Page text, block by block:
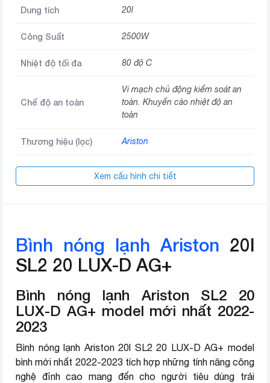
Dung tích 20l
Công Suất 2500W
Nhiệt độ tối đa 80 độ C
Chế độ an toàn
Vi mạch chủ động kiểm soát an
toàn. Khuyến cáo nhiệt độ an
toàn
Thương hiệu (lọc) Ariston
Xem cấu hình chi tiết
Bình nóng lạnh Ariston 20l
SL2 20 LUX-D AG+
Bình nóng lạnh Ariston SL2 20
LUX-D AG+ model mới nhất 2022-
2023
Bình nóng lạnh Ariston 20l SL2 20 LUX-D AG+ model
bình mới nhất 2022-2023 tích hợp những tính năng công
nghệ đỉnh cao mang đến cho người tiêu dùng trải